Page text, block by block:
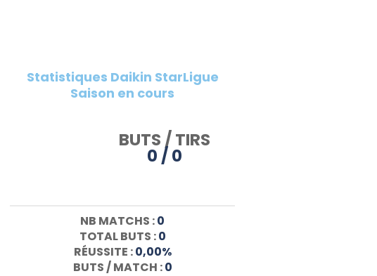
Statistiques Daikin StarLigue
Saison en cours
BUTS / TIRS
0 / 0
NB MATCHS :0
TOTAL BUTS :0
RÉUSSITE :0,00%
BUTS / MATCH :0